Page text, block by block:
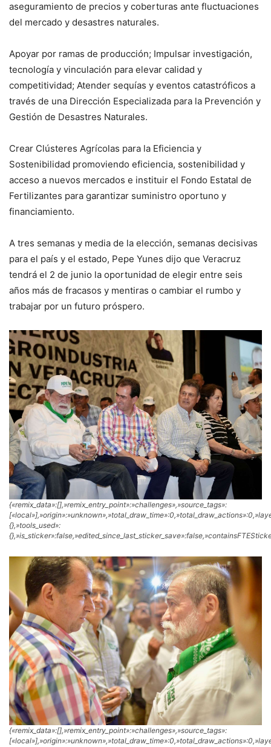
aseguramiento de precios y coberturas ante fluctuaciones
del mercado y desastres naturales.
Apoyar por ramas de producción; Impulsar investigación,
tecnología y vinculación para elevar calidad y
competitividad; Atender sequías y eventos catastróficos a
través de una Dirección Especializada para la Prevención y
Gestión de Desastres Naturales.
Crear Clústeres Agrícolas para la Eficiencia y
Sostenibilidad promoviendo eficiencia, sostenibilidad y
acceso a nuevos mercados e instituir el Fondo Estatal de
Fertilizantes para garantizar suministro oportuno y
financiamiento.
A tres semanas y media de la elección, semanas decisivas
para el país y el estado, Pepe Yunes dijo que Veracruz
tendrá el 2 de junio la oportunidad de elegir entre seis
años más de fracasos y mentiras o cambiar el rumbo y
trabajar por un futuro próspero.
{«remix_data»:[],»remix_entry_point»:»challenges»,»source_tags»:
{},»tools_used»:
{«remix_data»:[],»remix_entry_point»:»challenges»,»source_tags»: